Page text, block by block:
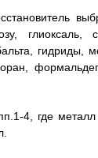
глиоксаль,
гидриды,
4, где металл